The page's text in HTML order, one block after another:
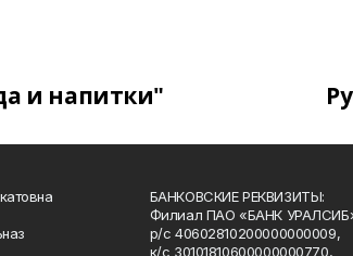
и напитки"
БАНКОВСКИЕ РЕКВИЗИТЫ:
Филиал ПАО «БАНК
р/с 40602810200000000009,
к/с 30101810600000000770,